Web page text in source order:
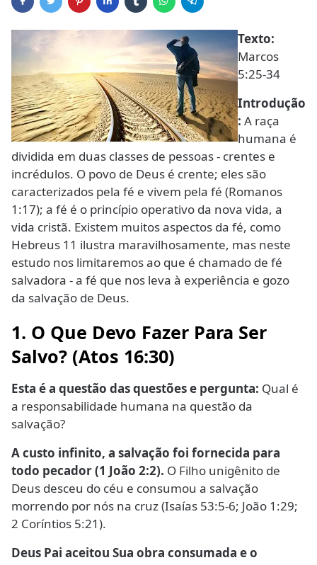
Texto:
Marcos
5:25-34
Introdução
: A raça
humana é
dividida em duas classes de pessoas - crentes e
incrédulos. O povo de Deus é crente; eles são
caracterizados pela fé e vivem pela fé (Romanos
1:17); a fé é o princípio operativo da nova vida, a
vida cristã. Existem muitos aspectos da fé, como
Hebreus 11 ilustra maravilhosamente, mas neste
estudo nos limitaremos ao que é chamado de fé
salvadora - a fé que nos leva à experiência e gozo
da salvação de Deus.
1. O Que Devo Fazer Para Ser
Salvo? (Atos 16:30)
Esta é a questão das questões e pergunta: Qual é
a responsabilidade humana na questão da
salvação?
A custo infinito, a salvação foi fornecida para
todo pecador (1 João 2:2). O Filho unigênito de
Deus desceu do céu e consumou a salvação
morrendo por nós na cruz (Isaías 53:5-6; João 1:29;
2 Coríntios 5:21).
Deus Pai aceitou Sua obra consumada e o